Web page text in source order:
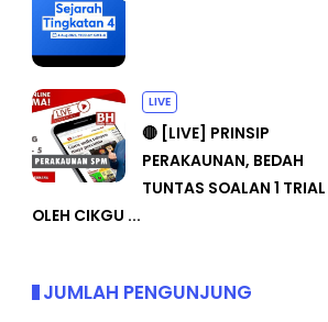
LIVE
🔴 [LIVE] PRINSIP
PERAKAUNAN, BEDAH
TUNTAS SOALAN 1 TRIAL
OLEH CIKGU ...
JUMLAH PENGUNJUNG